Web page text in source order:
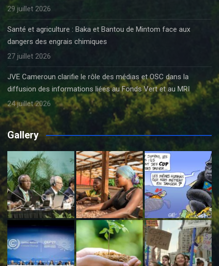
29 juillet 2026
Santé et agriculture : Baka et Bantou de Mintom face aux
dangers des engrais chimiques
27 juillet 2026
JVE Cameroun clarifie le rôle des médias et OSC dans la
diffusion des informations liées au Fonds Vert et au MRI
24 juillet 2026
Gallery